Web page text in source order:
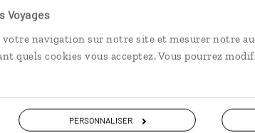
Voyages
navigation sur notre site et mesurer notre
quels cookies vous acceptez. Vous pourrez
PERSONNALISER